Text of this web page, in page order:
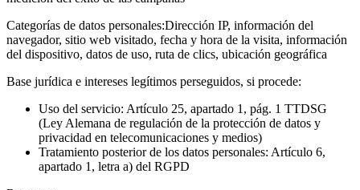
Categorías de datos personales:Dirección IP, información del
navegador, sitio web visitado, fecha y hora de la visita, información
del dispositivo, datos de uso, ruta de clics, ubicación geográfica
Base jurídica e intereses legítimos perseguidos, si procede:
Uso del servicio: Artículo 25, apartado 1, pág. 1 TTDSG
(Ley Alemana de regulación de la protección de datos y
privacidad en telecomunicaciones y medios)
Tratamiento posterior de los datos personales: Artículo 6,
apartado 1, letra a) del RGPD